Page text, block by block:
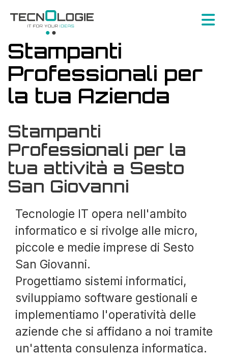
Stampanti
Professionali per
la tua Azienda
Stampanti
Professionali per la
tua attività a Sesto
San Giovanni
Tecnologie IT opera nell'ambito
informatico e si rivolge alle micro,
piccole e medie imprese di Sesto
San Giovanni.
Progettiamo sistemi informatici,
sviluppiamo software gestionali e
implementiamo l'operatività delle
aziende che si affidano a noi tramite
un'attenta consulenza informatica.